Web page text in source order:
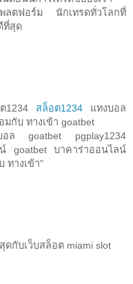
พลตฟอร์ม นักเทรดทั่วโลกที่
ที่สุด
1234 สล็อต1234 แทงบอล
มกับ ทางเข้า goatbet
ล goatbet pgplay1234
goatbet บาคาร่าออนไลน์
ทางเข้า"
กับเว็บสล็อต miami slot